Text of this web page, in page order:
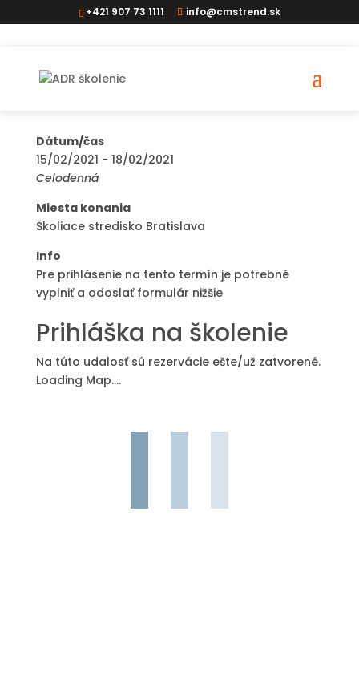
+421 907 73 1111 info@cmstrend.sk
ADR vodič BA
Dátum/čas
15/02/2021 - 18/02/2021
Celodenná
Miesta konania
Školiace stredisko Bratislava
Info
Pre prihlásenie na tento termín je potrebné
vyplniť a odoslať formulár nižšie
Prihláška na školenie
Na túto udalosť sú rezervácie ešte/už zatvorené.
Loading Map....